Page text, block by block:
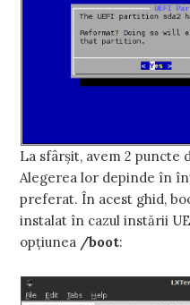
La sfârşit, avem 2 puncte
Alegerea lor depinde în
preferat. În acest ghid,
instalat în cazul instării
opţiunea /boot: